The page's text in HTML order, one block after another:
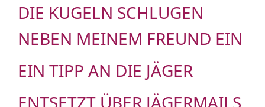
DIE KUGELN SCHLUGEN
NEBEN MEINEM FREUND EIN
EIN TIPP AN DIE JÄGER
ENTSETZT ÜBER JÄGERMAILS